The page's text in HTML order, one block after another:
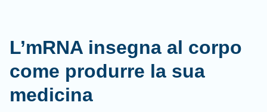
L’mRNA insegna al corpo
come produrre la sua
medicina